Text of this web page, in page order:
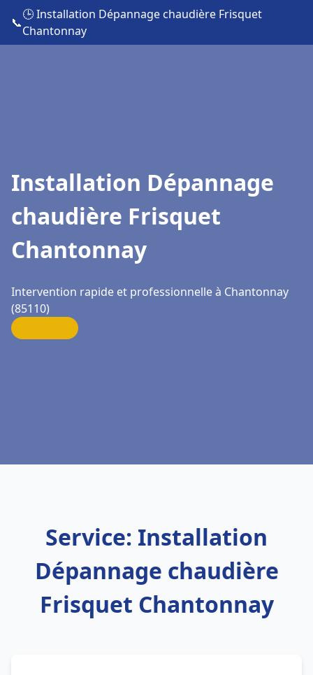
📞
🕒 Installation Dépannage chaudière Frisquet
Chantonnay
Installation Dépannage
chaudière Frisquet
Chantonnay
Intervention rapide et professionnelle à Chantonnay
(85110)
Service: Installation
Dépannage chaudière
Frisquet Chantonnay